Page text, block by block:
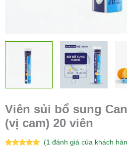
Viên sủi bổ sung
(vị cam) 20 viên
(1đánh giá của khách